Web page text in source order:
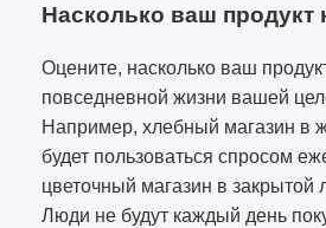
Насколько ваш продукт
Оцените, насколько ваш
повседневной жизни вашей
Например, хлебный магазин в
будет пользоваться спросом
цветочный магазин в закрытой
Люди не будут каждый день